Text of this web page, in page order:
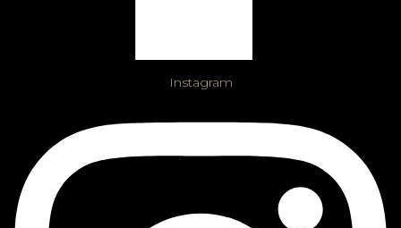
Instagram